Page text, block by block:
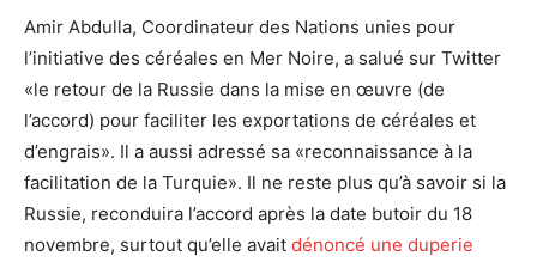
Amir Abdulla, Coordinateur des Nations unies pour
l’initiative des céréales en Mer Noire, a salué sur Twitter
«le retour de la Russie dans la mise en œuvre (de
l’accord) pour faciliter les exportations de céréales et
d’engrais». Il a aussi adressé sa «reconnaissance à la
facilitation de la Turquie». Il ne reste plus qu’à savoir si la
Russie, reconduira l’accord après la date butoir du 18
novembre, surtout qu’elle avait dénoncé une duperie